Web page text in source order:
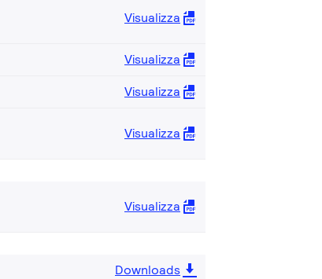
Visualizza
Visualizza
Visualizza
Visualizza
Visualizza
Downloads